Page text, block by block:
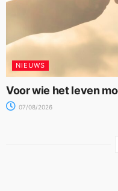
NIEUWS
Voor wie het leven
07/08/2026